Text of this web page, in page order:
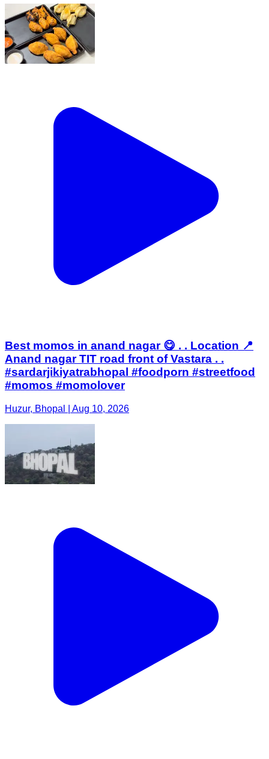
Best momos in anand nagar 😋 . . Location 📍
Anand nagar TIT road front of Vastara . .
#sardarjikiyatrabhopal #foodporn #streetfood
#momos #momolover
Huzur, Bhopal | Aug 10, 2026